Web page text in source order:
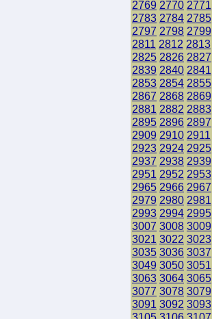
2769 2770 2771
2783 2784 2785
2797 2798 2799
2811 2812 2813
2825 2826 2827
2839 2840 2841
2853 2854 2855
2867 2868 2869
2881 2882 2883
2895 2896 2897
2909 2910 2911
2923 2924 2925
2937 2938 2939
2951 2952 2953
2965 2966 2967
2979 2980 2981
2993 2994 2995
3007 3008 3009
3021 3022 3023
3035 3036 3037
3049 3050 3051
3063 3064 3065
3077 3078 3079
3091 3092 3093